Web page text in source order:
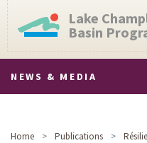
Lake
Basin
NEWS & MEDIA
Home Publications